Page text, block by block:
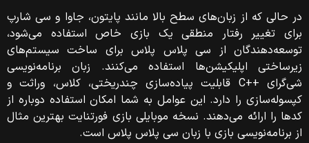
در حالی که از زبان‌های سطح بالا مانند پایتون، جاوا و سی شارپ
برای تغییر رفتار منطقی یک بازی خاص استفاده می‌شود،
توسعه‌دهندگان از سی پلاس پلاس برای ساخت سیستم‌های
زیرساختی اپلیکیشن‌ها استفاده ‌می‌کنند. زبان برنامه‌نویسی
شی‌گرای ++C قابلیت پیاده‌سازی چندریختی، کلاس، وراثت و
کپسوله‌سازی را دارد. این عوامل به شما امکان استفاده دوباره از
کدها را ارائه می‌دهند. نسخه‌ موبایلی بازی فورتنایت بهترین مثال
از برنامه‌نویسی بازی با زبان سی پلاس پلاس است.